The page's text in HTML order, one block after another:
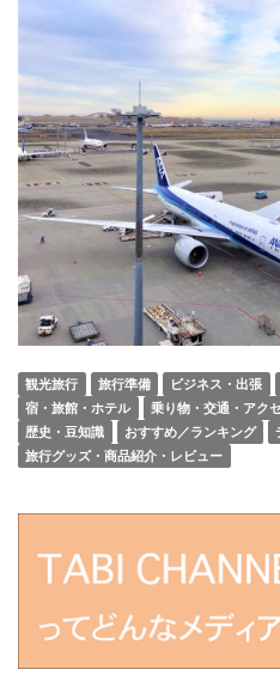
観光旅行 旅行準備 ビジネス・出張
宿・旅館・ホテル
乗り物・交通・アク
歴史・豆知識
おすすめ／ランキング
旅行グッズ・商品紹介・レビュー